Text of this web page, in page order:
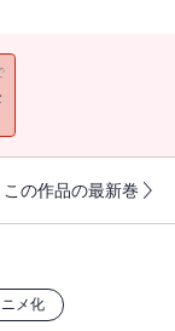
を叩き、トゥジン
ガ丘陵を占拠し野
・・。「――そう
イロたちの前に、
展開で贈る、極寒
この作品の最新巻
メ化